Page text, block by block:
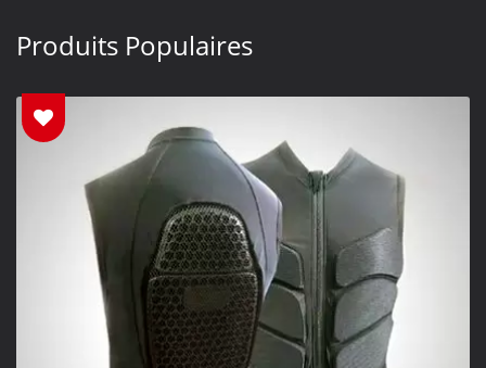
Produits Populaires